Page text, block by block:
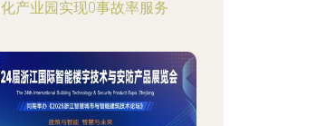
化产业园实现0事故率服务